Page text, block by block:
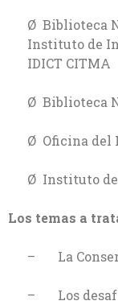
Ø Biblioteca
Instituto de
IDICT CITMA
Ø Biblioteca
Ø Oficina del
Ø Instituto de
Los temas a
– La
– Los